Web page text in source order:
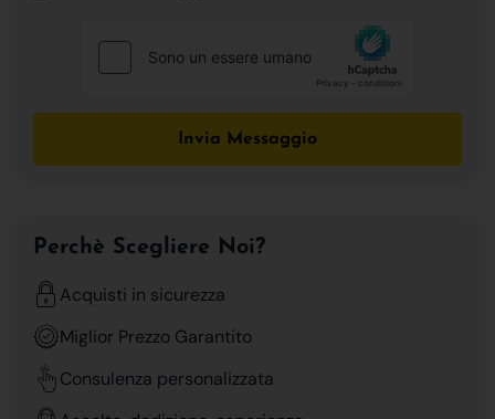
Invia Messaggio
Perchè Scegliere Noi?
Acquisti in sicurezza
Miglior Prezzo Garantito
Consulenza personalizzata